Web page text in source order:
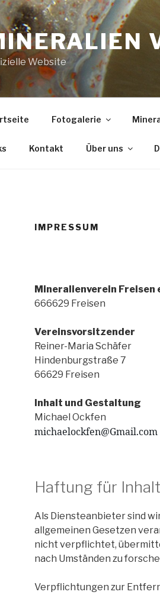
Website
Fotogalerie
Kontakt Über uns
IMPRESSUM
Mineralienverein Freisen
666629 Freisen
Vereinsvorsitzender
Reiner-Maria Schäfer
Hindenburgstraße 7
66629 Freisen
Inhalt und Gestaltung
Michael Ockfen
michaelockfen@Gmail.com
Haftung für
Als Diensteanbieter sind
allgemeinen Gesetzen
nicht verpflichtet,
nach Umständen zu
Verpflichtungen zur